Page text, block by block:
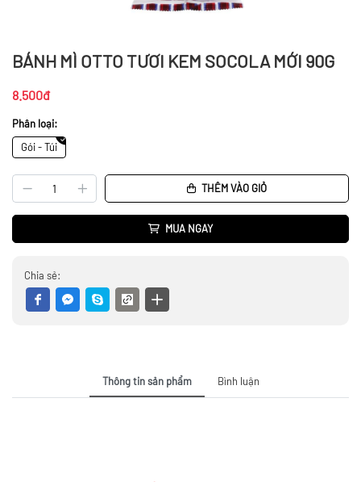
BÁNH MÌ OTTO TƯƠI KEM SOCOLA MỚI 90G
8.500đ
Phân loại:
Gói - Túi
THÊM VÀO GIỎ
MUA NGAY
Chia sẻ:
Thông tin sản phẩm Bình luận